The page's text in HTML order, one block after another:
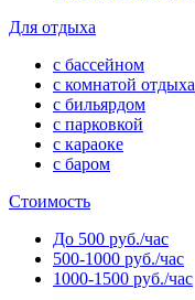
Для отдыха
с бассейном
с комнатой отдыха
с бильярдом
с парковкой
с караоке
с баром
Стоимость
До 500 руб./час
500-1000 руб./час
1000-1500 руб./час